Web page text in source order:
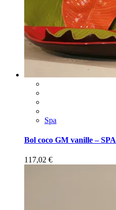
Spa
Bol coco GM vanille – SPA
117,02 €